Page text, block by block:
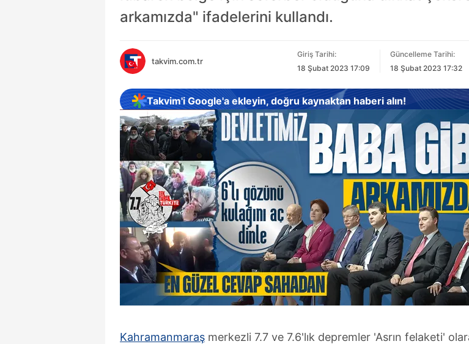
arkamızda" ifadelerini kullandı.
takvim.com.tr
Giriş Tarihi:
18 Şubat 2023 17:09
Güncelleme Tarihi:
18 Şubat 2023 17:32
Takvim'i Google'a ekleyin, doğru kaynaktan haberi alın!
Kahramanmaraş merkezli 7.7 ve 7.6'lık depremler 'Asrın felaketi'